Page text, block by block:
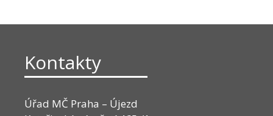
Kontakty
Úřad MČ Praha – Újezd